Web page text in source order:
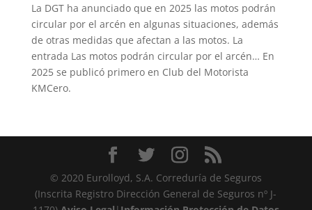
La DGT ha anunciado que en 2025 las motos podrán
circular por el arcén en algunas situaciones, además
de otras medidas que afectan a las motos. La
entrada Las motos podrán circular por el arcén… En
2025 se publicó primero en Club del Motorista
KMCero.
© 2020 Eurolloyd, S.A. Correduría de Seguros
(Inscrita Registro Dirección General de Seguros nº J-